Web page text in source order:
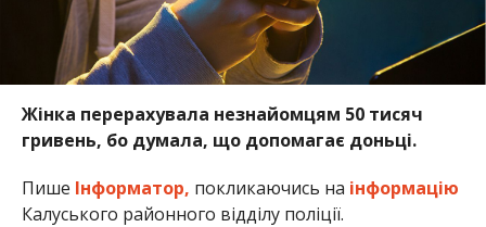
Жінка перерахувала незнайомцям 50 тисяч
гривень, бо думала, що допомагає доньці.
Пише Інформатор, покликаючись на інформацію
Калуського районного відділу поліції.